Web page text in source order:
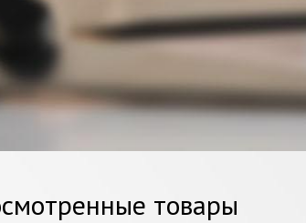
Tulip
Кастрюля Berghoff Tulip
24 см., 5,4 л. с
металличе..
1936 грн
товары